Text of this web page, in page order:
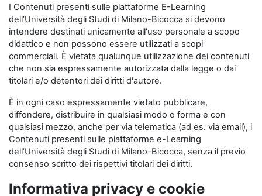
I Contenuti presenti sulle piattaforme E-Learning
dell’Università degli Studi di Milano-Bicocca si devono
intendere destinati unicamente all'uso personale a scopo
didattico e non possono essere utilizzati a scopi
commerciali. È vietata qualunque utilizzazione dei contenuti
che non sia espressamente autorizzata dalla legge o dai
titolari e/o detentori dei diritti d'autore.
È in ogni caso espressamente vietato pubblicare,
diffondere, distribuire in qualsiasi modo o forma e con
qualsiasi mezzo, anche per via telematica (ad es. via email), i
Contenuti presenti sulle piattaforme e-Learning
dell’Università degli Studi di Milano-Bicocca, senza il previo
consenso scritto dei rispettivi titolari dei diritti.
Informativa privacy e cookie